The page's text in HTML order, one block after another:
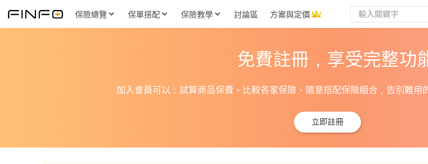
保險總覽 保單搭配 保險教學 討論區 方案與定價
免費註冊，享受完整功
加入會員可以：試算商品保費、比較各家保險、隨意搭配保險組合，告別難用
立即註冊